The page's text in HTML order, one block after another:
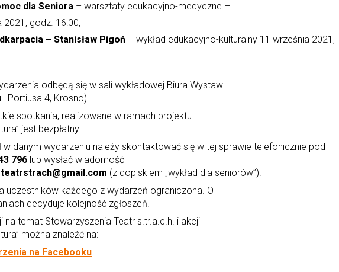
dla Seniora – warsztaty edukacyjno-medyczne –
2021, godz. 16:00,
– Stanisław Pigoń – wykład edukacyjno-kulturalny 11 września 2021,
odbędą się w sali wykładowej Biura Wystaw
Portiusa 4, Krosno).
spotkania, realizowane w ramach projektu
jest bezpłatny.
w danym wydarzeniu należy skontaktować się w tej sprawie telefonicznie pod
796 lub wysłać wiadomość
teatrstrach@gmail.com (z dopiskiem „wykład dla seniorów”).
uczestników każdego z wydarzeń ograniczona. O
decyduje kolejność zgłoszeń.
na temat Stowarzyszenia Teatr s.tr.a.c.h. i akcji
można znaleźć na:
na Facebooku